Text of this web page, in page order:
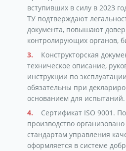
вступивших в силу в 2023
ТУ подтверждают
документа, повышают
контролирующих органов,
Конструкторская
техническое описание,
инструкции по
обязательны при
основанием для испытаний.
Сертификат ISO 9001.
производство
стандартам управления
оформляется в системе